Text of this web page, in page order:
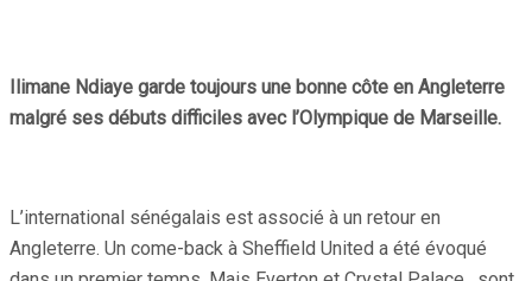
Ilimane Ndiaye garde toujours une bonne côte en Angleterre
malgré ses débuts difficiles avec l’Olympique de Marseille.
L’international sénégalais est associé à un retour en
Angleterre. Un come-back à Sheffield United a été évoqué